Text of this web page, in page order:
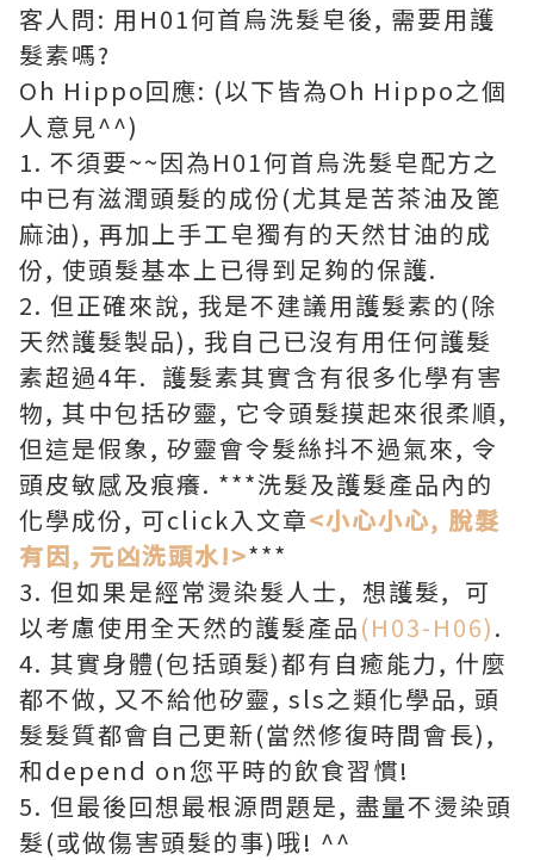
客人問: 用H01何首烏洗髮皂後, 需要用護
髮素嗎?
Oh Hippo回應: (以下皆為Oh Hippo之個
人意見^^)
1. 不須要~~因為H01何首烏洗髮皂配方之
中已有滋潤頭髮的成份(尤其是苦茶油及篦
麻油), 再加上手工皂獨有的天然甘油的成
份, 使頭髮基本上已得到足夠的保護.
2. 但正確來說, 我是不建議用護髮素的(除
天然護髮製品), 我自己已沒有用任何護髮
素超過4年. 護髮素其實含有很多化學有害
物, 其中包括矽靈, 它令頭髮摸起來很柔順,
但這是假象, 矽靈會令髮絲抖不過氣來, 令
頭皮敏感及痕癢. ***洗髮及護髮產品內的
化學成份, 可click入文章<小心小心, 脫髮
有因, 元凶洗頭水!>***
3. 但如果是經常燙染髮人士, 想護髮, 可
以考慮使用全天然的護髮產品(H03-H06).
4. 其實身體(包括頭髮)都有自癒能力, 什麼
都不做, 又不給他矽靈, sls之類化學品, 頭
髮髮質都會自己更新(當然修復時間會長),
和depend on您平時的飲食習慣!
5. 但最後回想最根源問題是, 盡量不燙染頭
髮(或做傷害頭髮的事)哦! ^^